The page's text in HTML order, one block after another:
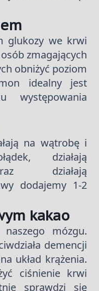
glukozy we krwi
zmagających
obniżyć poziom
idealny jest
występowania
na wątrobę i
działają
działają
dodajemy 1-2
kakao
mózgu.
demencji
układ krążenia.
ciśnienie krwi
sprawdzi się